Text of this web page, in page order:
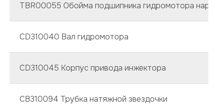
TBR00055 Обойма подшипника гидромотора
CD310040 Вал гидромотора
CD310045 Корпус привода инжектора
CB310094 Трубка натяжной звездочки